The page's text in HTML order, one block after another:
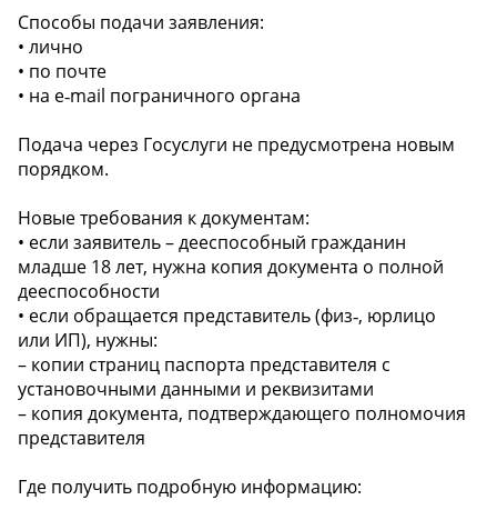
Способы подачи заявления:
• лично
• по почте
• на e‑mail пограничного органа
Подача через Госуслуги не предусмотрена новым
порядком.
Новые требования к документам:
• если заявитель – дееспособный гражданин
младше 18 лет, нужна копия документа о полной
дееспособности
• если обращается представитель (физ‑, юрлицо
или ИП), нужны:
– копии страниц паспорта представителя с
установочными данными и реквизитами
– копия документа, подтверждающего полномочия
представителя
Где получить подробную информацию: